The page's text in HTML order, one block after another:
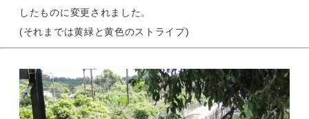
したものに変更されました。
(それまでは黄緑と黄色のストライプ)